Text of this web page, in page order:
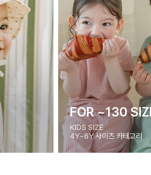
FOR ~130
KIDS SIZE
4Y~6Y 사이즈 카테고리